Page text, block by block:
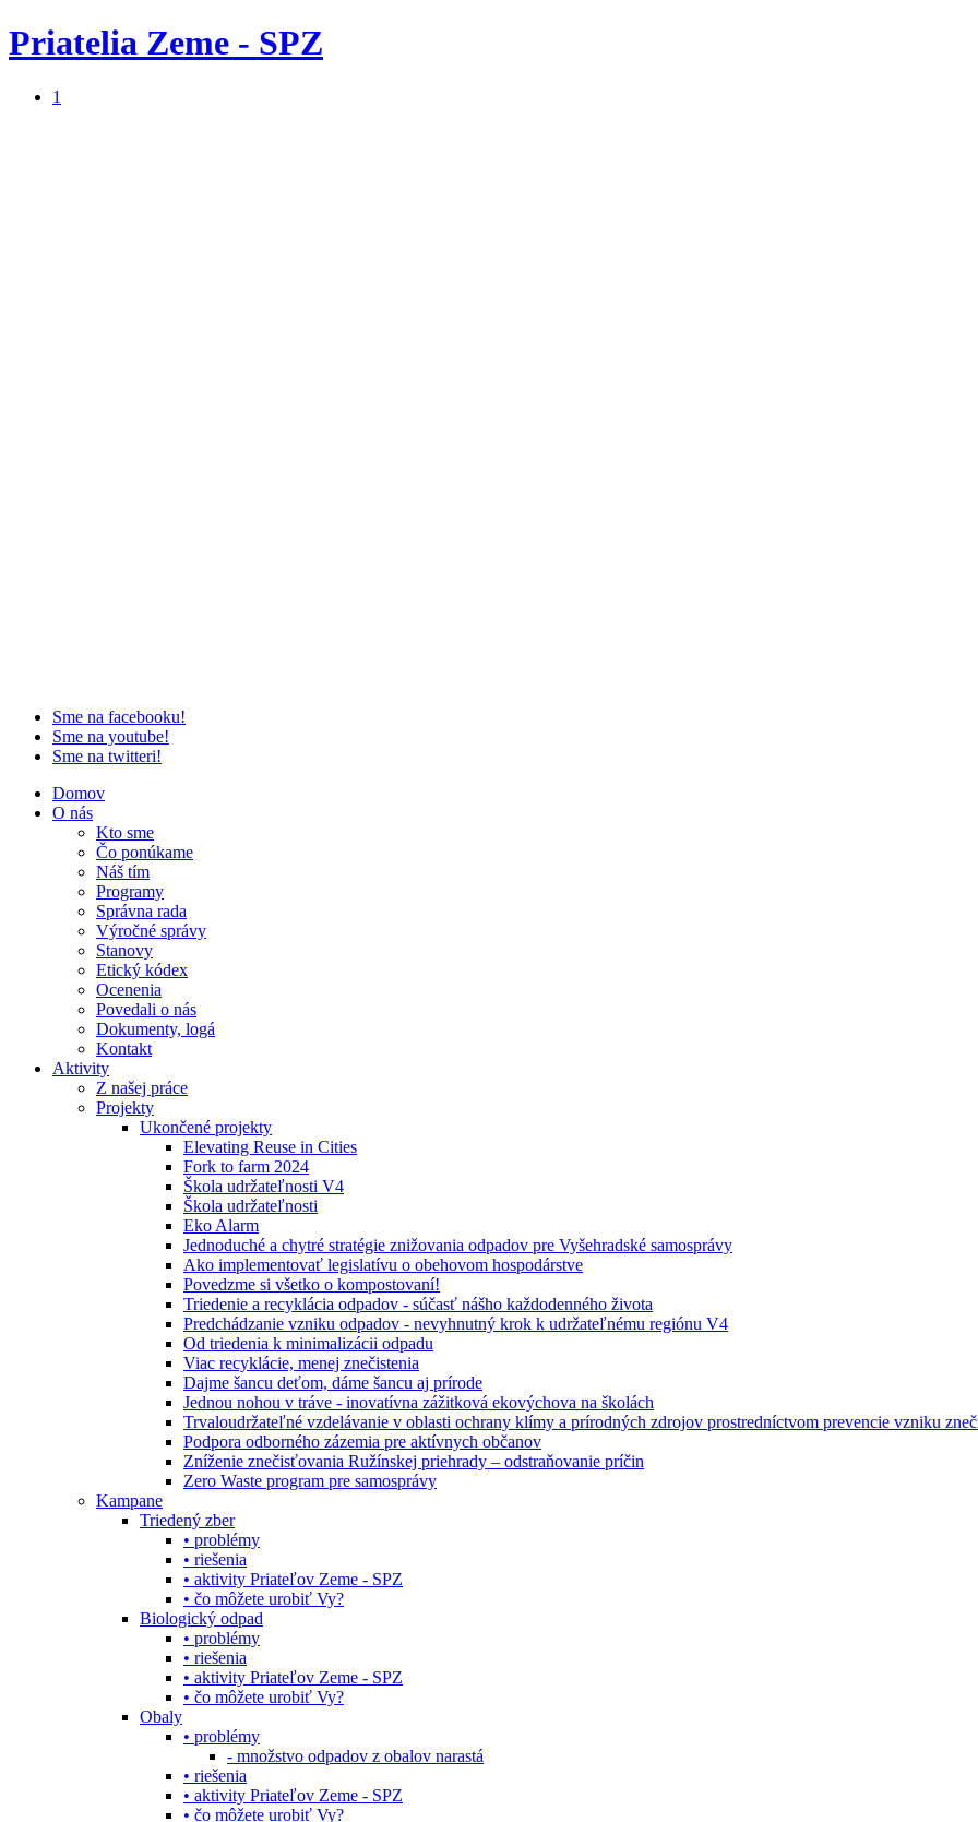
Priatelia Zeme - SPZ
1
Sme na facebooku!
Sme na youtube!
Sme na twitteri!
Domov
O nás
Kto sme
Čo ponúkame
Náš tím
Programy
Správna rada
Výročné správy
Stanovy
Etický kódex
Ocenenia
Povedali o nás
Dokumenty, logá
Kontakt
Aktivity
Z našej práce
Projekty
Ukončené projekty
Elevating Reuse in Cities
Fork to farm 2024
Škola udržateľnosti V4
Škola udržateľnosti
Eko Alarm
Jednoduché a chytré stratégie znižovania odpadov pre Vyšehradské samosprávy
Ako implementovať legislatívu o obehovom hospodárstve
Povedzme si všetko o kompostovaní!
Triedenie a recyklácia odpadov - súčasť nášho každodenného života
Predchádzanie vzniku odpadov - nevyhnutný krok k udržateľnému regiónu V4
Od triedenia k minimalizácii odpadu
Viac recyklácie, menej znečistenia
Dajme šancu deťom, dáme šancu aj prírode
Jednou nohou v tráve - inovatívna zážitková ekovýchova na školách
Trvaloudržateľné vzdelávanie v oblasti ochrany klímy a prírodných zdrojov prostredníctvom prevencie vzniku
Podpora odborného zázemia pre aktívnych občanov
Zníženie znečisťovania Ružínskej priehrady – odstraňovanie príčin
Zero Waste program pre samosprávy
Kampane
Triedený zber
• problémy
• riešenia
• aktivity Priateľov Zeme - SPZ
• čo môžete urobiť Vy?
Biologický odpad
• problémy
• riešenia
• aktivity Priateľov Zeme - SPZ
• čo môžete urobiť Vy?
Obaly
• problémy
- množstvo odpadov z obalov narastá
• riešenia
• aktivity Priateľov Zeme - SPZ
• čo môžete urobiť Vy?